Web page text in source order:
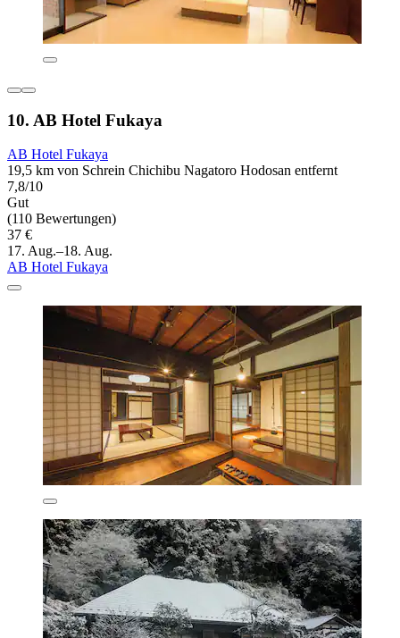
10. AB Hotel Fukaya
AB Hotel Fukaya
19,5 km von Schrein Chichibu Nagatoro Hodosan entfernt
7,8/10
Gut
(110 Bewertungen)
37 €
17. Aug.–18. Aug.
AB Hotel Fukaya